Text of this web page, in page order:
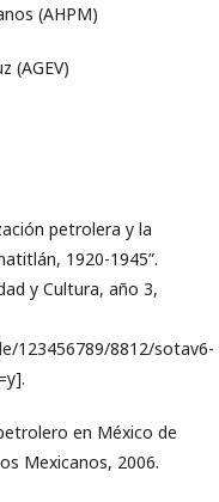
(AHPM)
(AGEV)
petrolera y la
1920-1945”.
y Cultura, año 3,
123456789/8812/sotav6-
en México de
Mexicanos, 2006.